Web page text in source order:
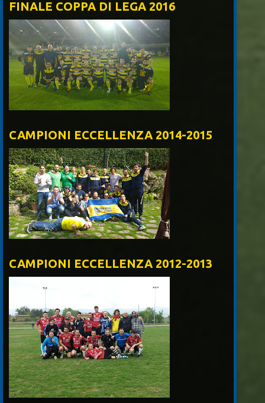
FINALE COPPA DI LEGA 2016
CAMPIONI ECCELLENZA 2014-2015
CAMPIONI ECCELLENZA 2012-2013